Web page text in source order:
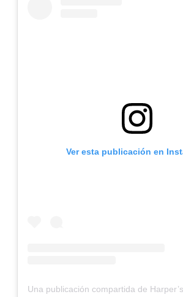
Ver esta publicación en